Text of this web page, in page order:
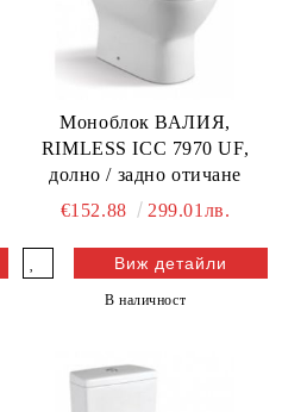
Моноблок ВАЛИЯ,
RIMLESS ICC 7970 UF,
долно / задно отичане
€152.88
299.01лв.
Виж детайли
В наличност